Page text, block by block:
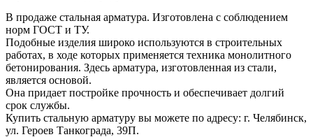
В продаже стальная арматура. Изготовлена с соблюдением
норм ГОСТ и ТУ.
Подобные изделия широко используются в строительных
работах, в ходе которых применяется техника монолитного
бетонирования. Здесь арматура, изготовленная из стали,
является основой.
Она придает постройке прочность и обеспечивает долгий
срок службы.
Купить стальную арматуру вы можете по адресу: г. Челябинск,
ул. Героев Танкограда, 39П.